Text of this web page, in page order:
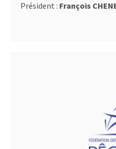
Président : François